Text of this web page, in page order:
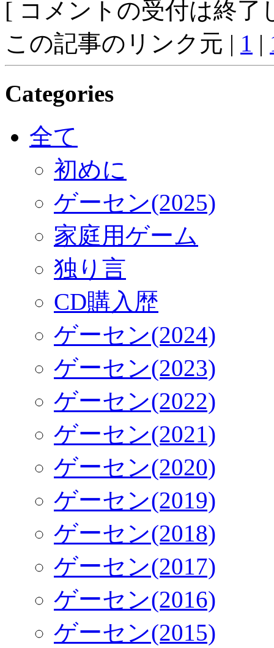
[ コメントの受付は終了
この記事のリンク元 | 1 |
Categories
全て
初めに
ゲーセン(2025)
家庭用ゲーム
独り言
CD購入歴
ゲーセン(2024)
ゲーセン(2023)
ゲーセン(2022)
ゲーセン(2021)
ゲーセン(2020)
ゲーセン(2019)
ゲーセン(2018)
ゲーセン(2017)
ゲーセン(2016)
ゲーセン(2015)